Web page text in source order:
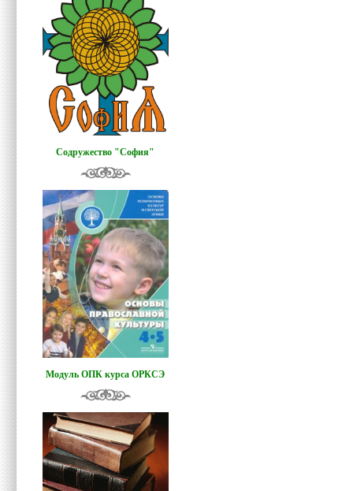
Содружество "София"
Модуль ОПК курса ОРКСЭ